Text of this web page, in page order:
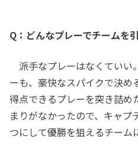
Q：どんなプレーでチームを
派手なプレーはなくていい
ーも、豪快なスパイクで決め
得点できるプレーを突き詰め
まりがなかったので、キャ
つにして優勝を狙えるチーム